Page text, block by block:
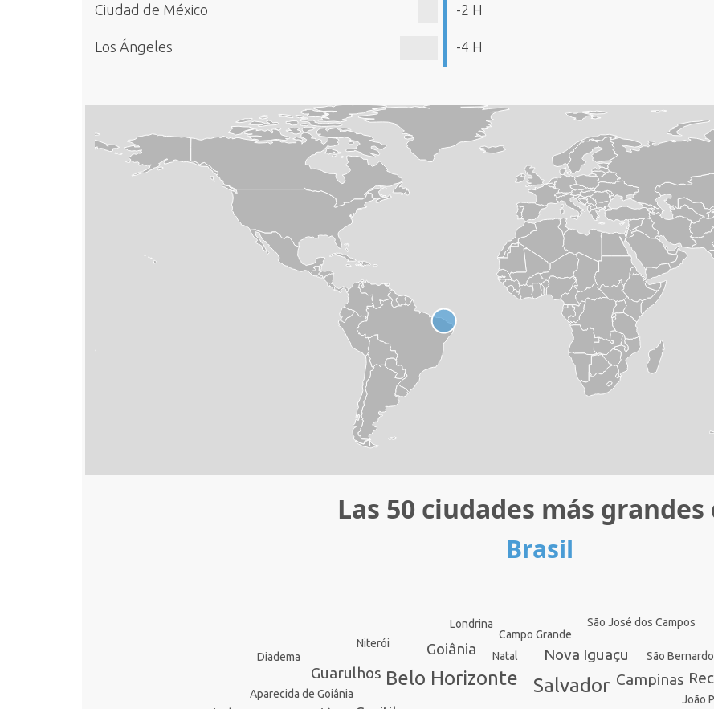
Ciudad de México -2 H
Los Ángeles -4 H
Las 50 ciudades más grandes
Brasil
Salvador
Belo Horizonte
Goiânia
Guarulhos
Campinas
Nova Iguaçu
Natal São
Campo Grande
João
São José dos Campos
Aparecida de Goiânia
Londrina
Niterói
Diadema